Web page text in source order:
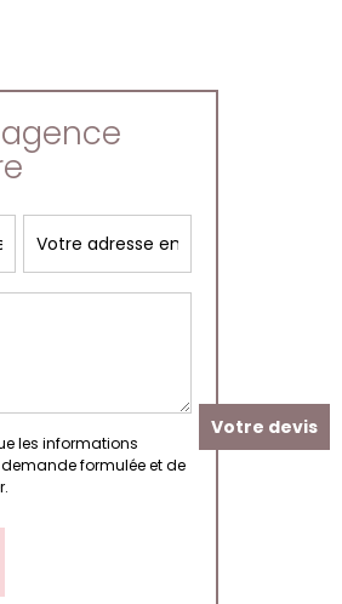
les informations
formulée et de
Votre devis